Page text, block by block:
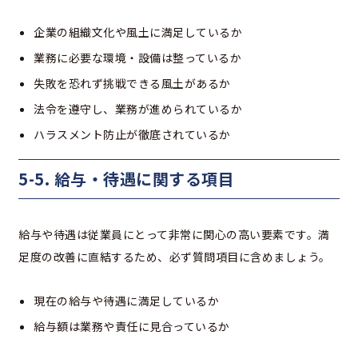
企業の組織文化や風土に満足しているか
業務に必要な環境・設備は整っているか
失敗を恐れず挑戦できる風土があるか
法令を遵守し、業務が進められているか
ハラスメント防止が徹底されているか
5-5. 給与・待遇に関する項目
給与や待遇は従業員にとって非常に関心の高い要素です。満
足度の改善に直結するため、必ず質問項目に含めましょう。
現在の給与や待遇に満足しているか
給与額は業務や責任に見合っているか